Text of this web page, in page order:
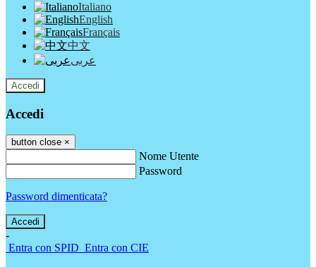
Italiano
English
Français
中文
عربى
Accedi
Accedi
button close ×
Nome Utente
Password
Password dimenticata?
-
Entra con SPID Entra con CIE